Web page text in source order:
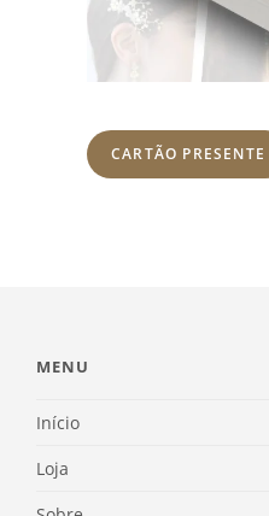
CARTÃO PRESENTE
MENU
Início
Loja